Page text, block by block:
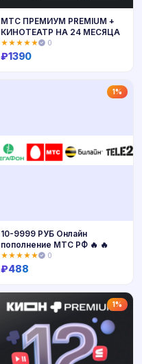
МТС ПРЕМИУМ PREMIUM +
КИНОТЕАТР НА 24 МЕСЯЦА
★★★★★ 0
₽1390
1%
Купить
10-9999 РУБ Онлайн
пополнение МТС РФ 🔥 🔥
★★★★★ 0
₽488
1%